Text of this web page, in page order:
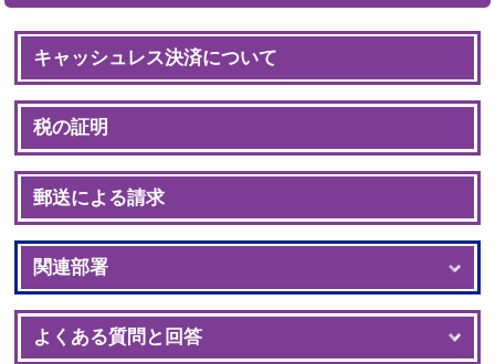
キャッシュレス決済について
税の証明
郵送による請求
関連部署
よくある質問と回答